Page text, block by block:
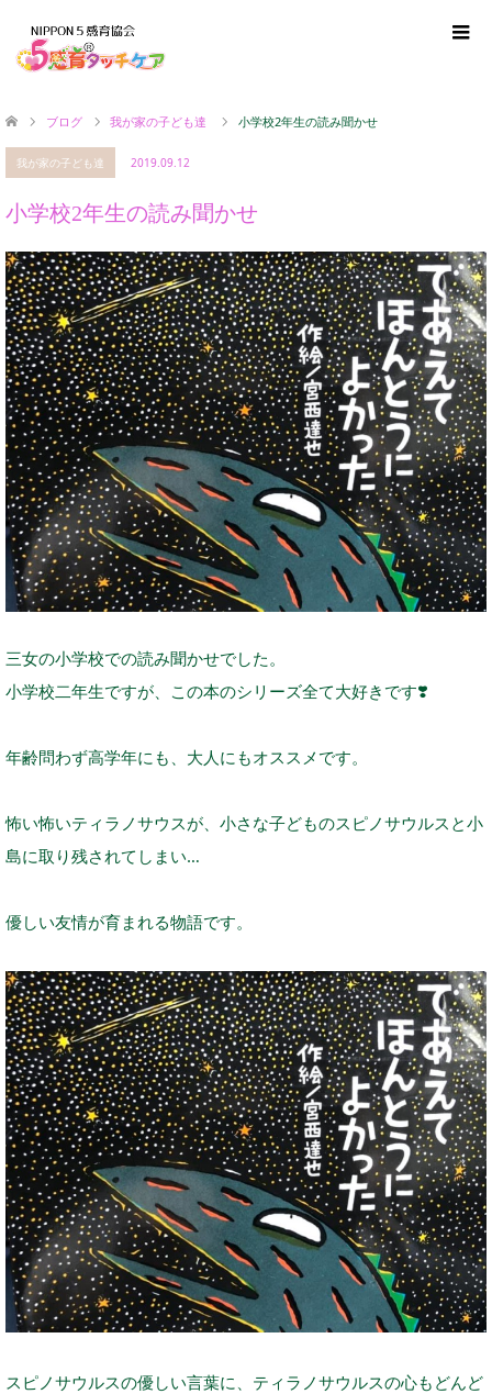
ブログ 我が家の子ども達 小学校2年生の読み聞かせ
我が家の子ども達 2019.09.12
小学校2年生の読み聞かせ
三女の小学校での読み聞かせでした。
小学校二年生ですが、この本のシリーズ全て大好きです❣️
年齢問わず高学年にも、大人にもオススメです。
怖い怖いティラノサウスが、小さな子どものスピノサウルスと小
島に取り残されてしまい…
優しい友情が育まれる物語です。
スピノサウルスの優しい言葉に、ティラノサウルスの心もどんど